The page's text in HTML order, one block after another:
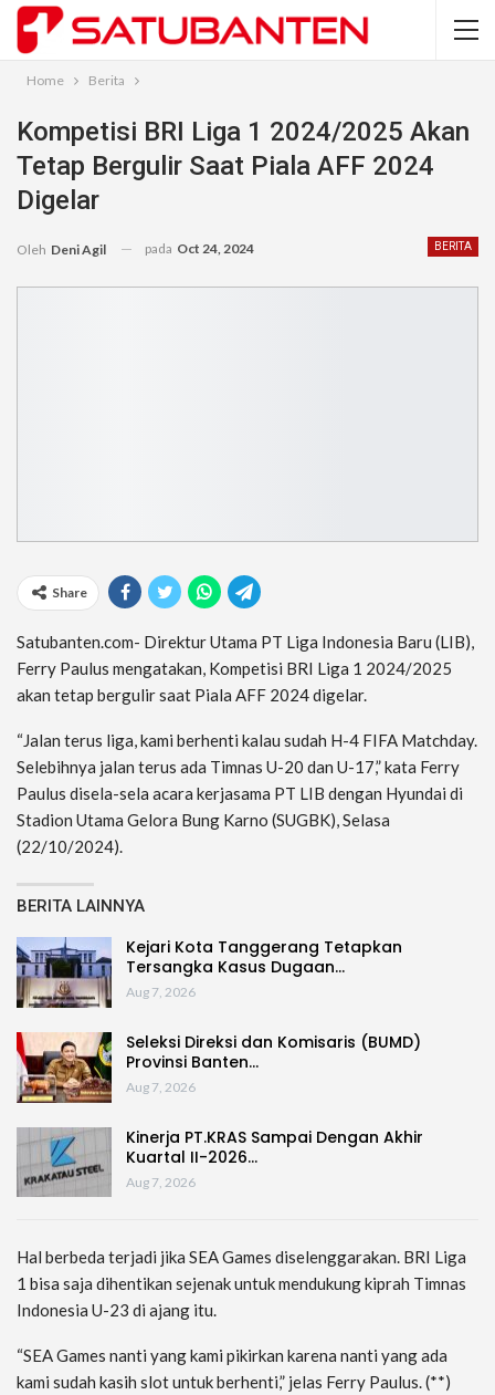
Home Berita
Kompetisi BRI Liga 1 2024/2025 Akan
Tetap Bergulir Saat Piala AFF 2024
Digelar
BERITA
Oleh Deni Agil pada Oct 24, 2024
Share
Satubanten.com- Direktur Utama PT Liga Indonesia Baru (LIB),
Ferry Paulus mengatakan, Kompetisi BRI Liga 1 2024/2025
akan tetap bergulir saat Piala AFF 2024 digelar.
“Jalan terus liga, kami berhenti kalau sudah H-4 FIFA Matchday.
Selebihnya jalan terus ada Timnas U-20 dan U-17,” kata Ferry
Paulus disela-sela acara kerjasama PT LIB dengan Hyundai di
Stadion Utama Gelora Bung Karno (SUGBK), Selasa
(22/10/2024).
BERITA LAINNYA
Kejari Kota Tanggerang Tetapkan
Tersangka Kasus Dugaan…
Aug 7, 2026
Seleksi Direksi dan Komisaris (BUMD)
Provinsi Banten…
Aug 7, 2026
Kinerja PT.KRAS Sampai Dengan Akhir
Kuartal II-2026…
Aug 7, 2026
Hal berbeda terjadi jika SEA Games diselenggarakan. BRI Liga
1 bisa saja dihentikan sejenak untuk mendukung kiprah Timnas
Indonesia U-23 di ajang itu.
“SEA Games nanti yang kami pikirkan karena nanti yang ada
kami sudah kasih slot untuk berhenti,” jelas Ferry Paulus. (**)